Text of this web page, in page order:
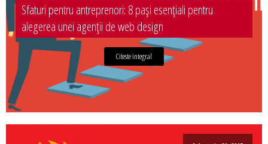
Sfaturi pentru antreprenori: 8 pași esențiali pentru
alegerea unei agenții de web design
Citeste integral